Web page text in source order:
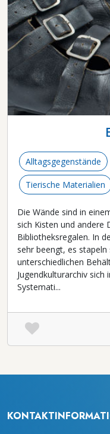
Alltagsgegenstände
Tierische Materialien
Die Wände sind in
sich Kisten und andere
Bibliotheksregalen. In
sehr beengt, es
unterschiedlichen
Jugendkulturarchiv
Systemati...